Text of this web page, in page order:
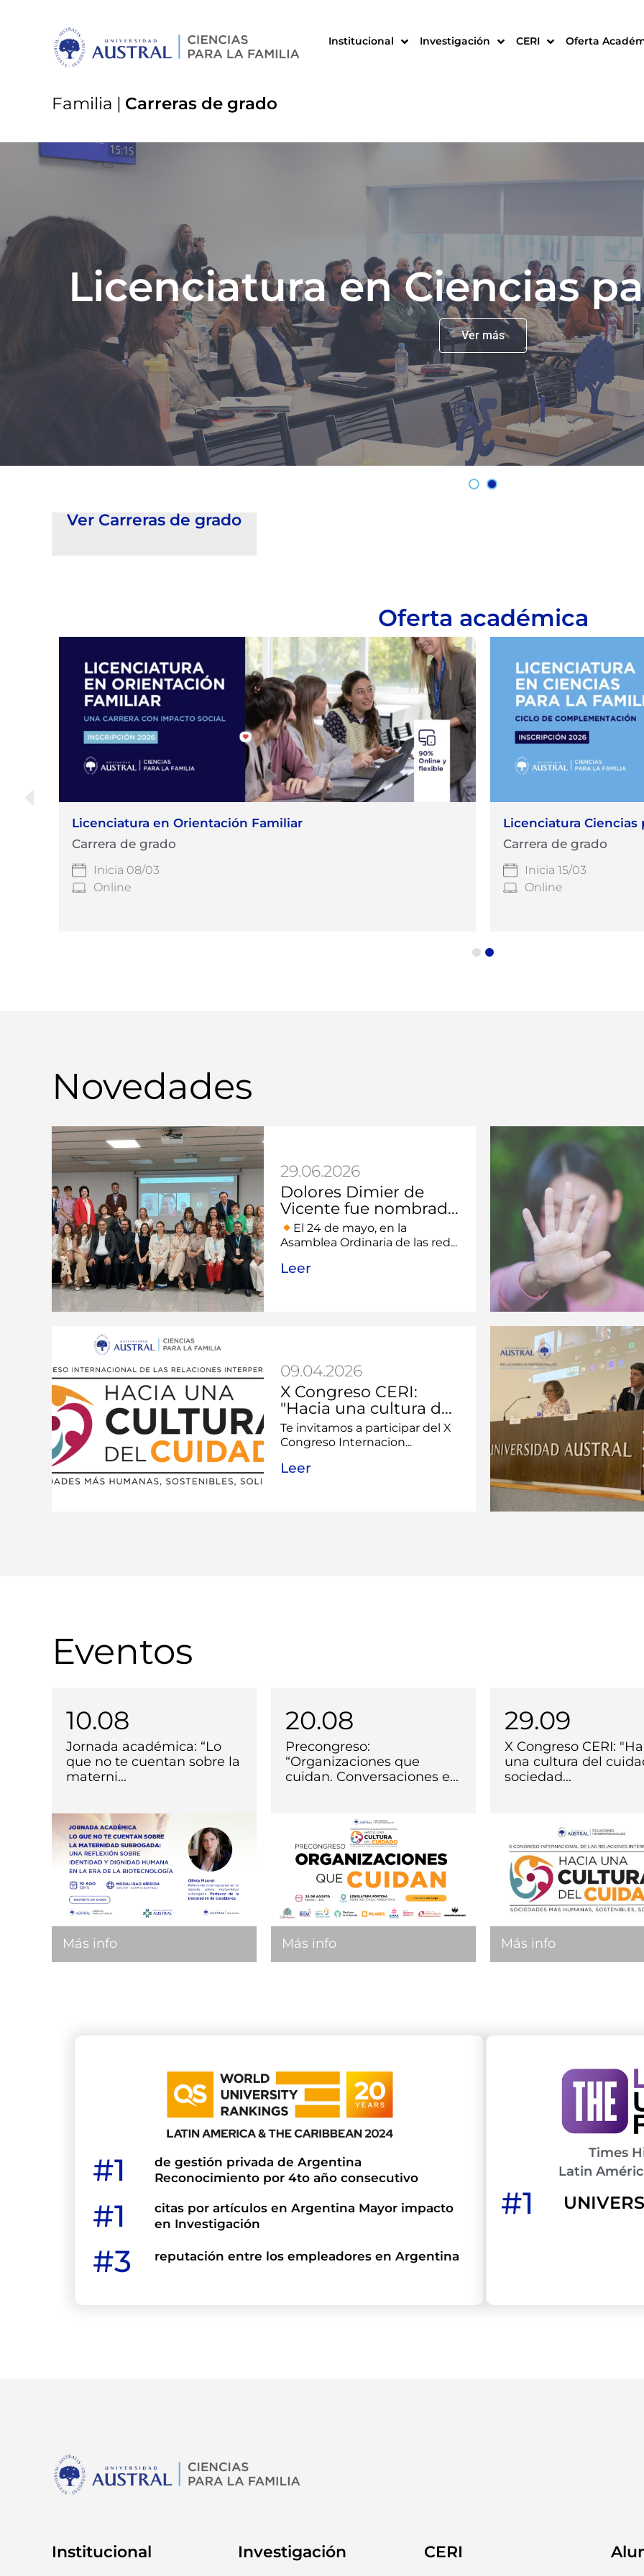
Institucional Investigación CERI Oferta
Familia | Carreras de grado
Licenciatura en Ciencias
Ver más
Ver Carreras de grado
Oferta académica
Licenciatura en Orientación Familiar
Carrera de grado
Inicia 08/03
Online
Licenciatura Ciencias
Carrera de grado
Inicia 15/03
Online
Novedades
29.06.2026
Dolores Dimier de
Vicente fue nombrad...
El 24 de mayo, en la
Asamblea Ordinaria de las red...
Leer
09.04.2026
X Congreso CERI:
"Hacia una cultura d...
Te invitamos a participar del X
Congreso Internacion...
Leer
Eventos
10.08
Jornada académica: “Lo
que no te cuentan sobre la
materni...
Más info
20.08
Precongreso:
“Organizaciones que
cuidan. Conversaciones e...
Más info
29.09
X Congreso CERI:
una cultura del
sociedad...
Más info
#1
de gestión privada de Argentina
Reconocimiento por 4to año consecutivo
#1
citas por artículos en Argentina Mayor impacto
en Investigación
#3 reputación entre los empleadores en Argentina
Times
Latin
#1
Institucional Investigación CERI